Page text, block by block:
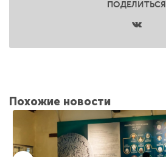
ПОДЕЛИТЬСЯ
Похожие новости